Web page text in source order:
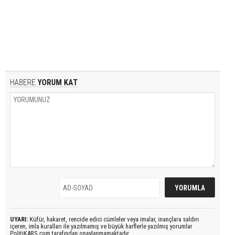
HABERE YORUM KAT
UYARI: Küfür, hakaret, rencide edici cümleler veya imalar, inançlara saldırı
içeren, imla kuralları ile yazılmamış ve büyük harflerle yazılmış yorumlar
PolitiKARS.com tarafından onaylanmamaktadır.